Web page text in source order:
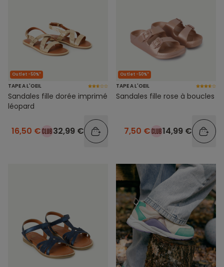
Outlet -50%*
TAPE A L'OEIL
Sandales fille dorée imprimé
léopard
16,50 € 32,99 €
Outlet -50%*
TAPE A L'OEIL
Sandales fille rose à boucles
7,50 € 14,99 €